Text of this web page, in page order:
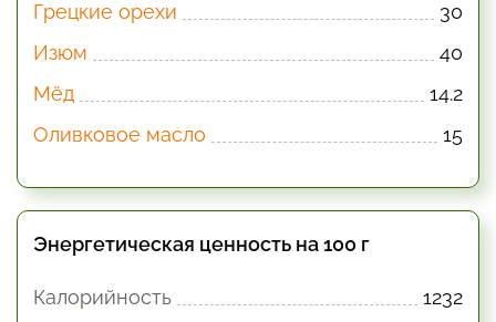
Грецкие орехи
30
Изюм
40
Мёд
14.2
Оливковое масло
15
Энергетическая ценность на 100 г
Калорийность
1232